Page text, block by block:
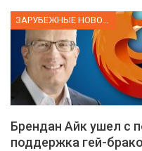
ЗАРУБЕЖНЫЕ НОВОСТИ
Брендан Айк ушел с
поддержка гей-